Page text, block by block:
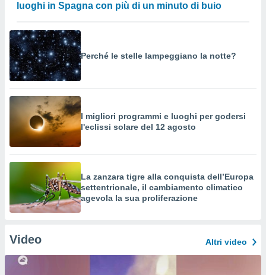
luoghi in Spagna con più di un minuto di buio
Perché le stelle lampeggiano la notte?
I migliori programmi e luoghi per godersi
l'eclissi solare del 12 agosto
La zanzara tigre alla conquista dell’Europa
settentrionale, il cambiamento climatico
agevola la sua proliferazione
Video Altri video